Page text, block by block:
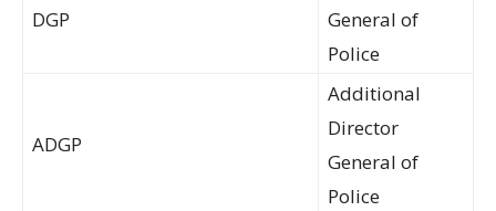
DGP
General of
Police
ADGP
Additional
Director
General of
Police